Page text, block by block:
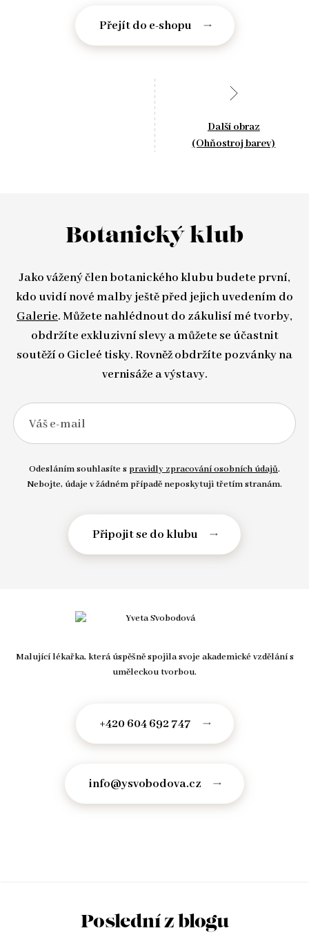
Přejít do e-shopu
Další obraz
(Ohňostroj barev)
Botanický klub
Jako vážený člen botanického klubu budete první,
kdo uvidí nové malby ještě před jejich uvedením do
Galerie. Můžete nahlédnout do zákulisí mé tvorby,
obdržíte exkluzivní slevy a můžete se účastnit
soutěží o Gicleé tisky. Rovněž obdržíte pozvánky na
vernisáže a výstavy.
Váš e-mail
Odesláním souhlasíte s pravidly zpracování osobních údajů.
Nebojte, údaje v žádném případě neposkytuji třetím stranám.
Malující lékařka, která úspěšně spojila svoje akademické vzdělání s
uměleckou tvorbou.
+420 604 692 747
info@ysvobodova.cz
Poslední z blogu